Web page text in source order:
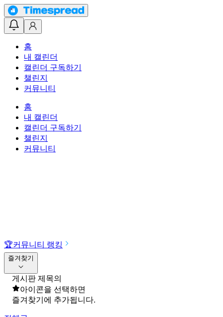
홈
내 캘린더
캘린더 구독하기
챌린지
커뮤니티
홈
내 캘린더
캘린더 구독하기
챌린지
커뮤니티
🏆커뮤니티 랭킹
즐겨찾기
게시판 제목의
아이콘을 선택하면
즐겨찾기에 추가됩니다.